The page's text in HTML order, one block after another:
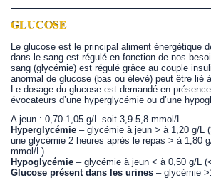
GLUCOSE
Le glucose est le principal aliment énergétique
dans le sang est régulé en fonction de nos
sang (glycémie) est régulé grâce au couple
anormal de glucose (bas ou élevé) peut être lié
Le dosage du glucose est demandé en
évocateurs d’une hyperglycémie ou d’une
A jeun : 0,70-1,05 g/L soit 3,9-5,8 mmol/L
Hyperglycémie– glycémie à jeun > à 1,20 g/L
une glycémie 2 heures après le repas > à 1,80
mmol/L).
Hypoglycémie – glycémie à jeun < à 0,50 g/L
Glucose présent dans les urines – glycémie